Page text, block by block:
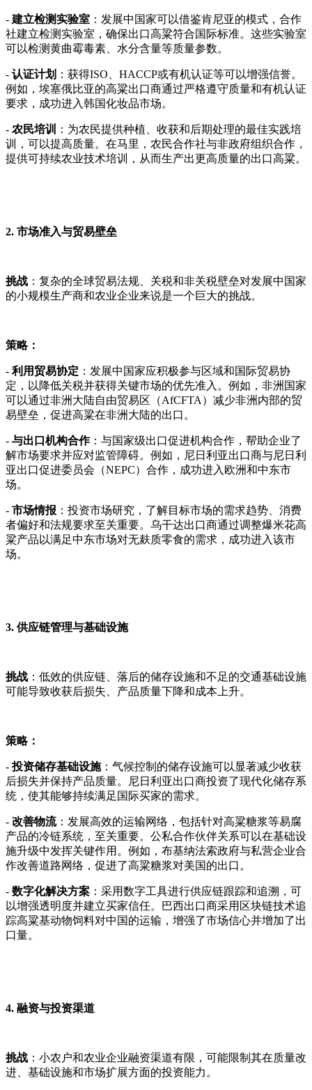
- 建立检测实验室 ：发展中国家可以借鉴肯尼亚的模式，合作
社建立检测实验室，确保出口高粱符合国际标准。这些实验室
可以检测黄曲霉毒素、水分含量等质量参数。
- 认证计划 ：获得ISO、HACCP或有机认证等可以增强信誉。
例如，埃塞俄比亚的高粱出口商通过严格遵守质量和有机认证
要求，成功进入韩国化妆品市场。
- 农民培训
：为农民提供种植、收获和后期处理的最佳实践培
训，可以提高质量。在马里，农民合作社与非政府组织合作，
提供可持续农业技术培训，从而生产出更高质量的出口高粱。
2. 市场准入与贸易壁垒
挑战 ：复杂的全球贸易法规、关税和非关税壁垒对发展中国家
的小规模生产商和农业企业来说是一个巨大的挑战。
策略：
- 利用贸易协定 ：发展中国家应积极参与区域和国际贸易协
定，以降低关税并获得关键市场的优先准入。例如，非洲国家
可以通过非洲大陆自由贸易区（AfCFTA）减少非洲内部的贸
易壁垒，促进高粱在非洲大陆的出口。
- 与出口机构合作：与国家级出口促进机构合作，帮助企业了
解市场要求并应对监管障碍。例如，尼日利亚出口商与尼日利
亚出口促进委员会（NEPC）合作，成功进入欧洲和中东市
场。
- 市场情报 ：投资市场研究，了解目标市场的需求趋势、消费
者偏好和法规要求至关重要。乌干达出口商通过调整爆米花高
粱产品以满足中东市场对无麸质零食的需求，成功进入该市
场。
3. 供应链管理与基础设施
挑战 ：低效的供应链、落后的储存设施和不足的交通基础设施
可能导致收获后损失、产品质量下降和成本上升。
策略：
-投资储存基础设施：气候控制的储存设施可以显著减少收获
后损失并保持产品质量。尼日利亚出口商投资了现代化储存系
统，使其能够持续满足国际买家的需求。
- 改善物流：发展高效的运输网络，包括针对高粱糖浆等易腐
产品的冷链系统，至关重要。公私合作伙伴关系可以在基础设
施升级中发挥关键作用。例如，布基纳法索政府与私营企业合
作改善道路网络，促进了高粱糖浆对美国的出口。
- 数字化解决方案 ：采用数字工具进行供应链跟踪和追溯，可
以增强透明度并建立买家信任。巴西出口商采用区块链技术追
踪高粱基动物饲料对中国的运输，增强了市场信心并增加了出
口量。
4. 融资与投资渠道
挑战 ：小农户和农业企业融资渠道有限，可能限制其在质量改
进、基础设施和市场扩展方面的投资能力。